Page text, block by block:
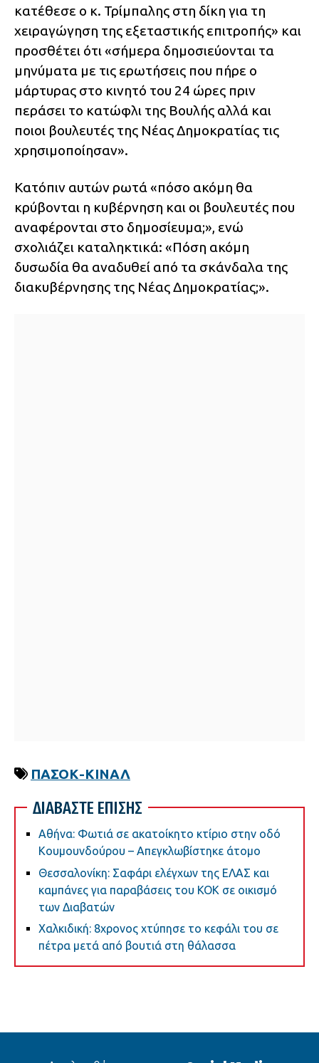
κατέθεσε ο κ. Τρίμπαλης στη δίκη για τη
χειραγώγηση της εξεταστικής επιτροπής» και
προσθέτει ότι «σήμερα δημοσιεύονται τα
μηνύματα με τις ερωτήσεις που πήρε ο
μάρτυρας στο κινητό του 24 ώρες πριν
περάσει το κατώφλι της Βουλής αλλά και
ποιοι βουλευτές της Νέας Δημοκρατίας τις
χρησιμοποίησαν».
Κατόπιν αυτών ρωτά «πόσο ακόμη θα
κρύβονται η κυβέρνηση και οι βουλευτές που
αναφέρονται στο δημοσίευμα;», ενώ
σχολιάζει καταληκτικά: «Πόση ακόμη
δυσωδία θα αναδυθεί από τα σκάνδαλα της
διακυβέρνησης της Νέας Δημοκρατίας;».
ΠΑΣΟΚ-ΚΙΝΑΛ
ΔΙΑΒΑΣΤΕ ΕΠΙΣΗΣ
Αθήνα: Φωτιά σε ακατοίκητο κτίριο στην οδό
Κουμουνδούρου – Απεγκλωβίστηκε άτομο
Θεσσαλονίκη: Σαφάρι ελέγχων της ΕΛΑΣ και
καμπάνες για παραβάσεις του ΚΟΚ σε οικισμό
των Διαβατών
Χαλκιδική: 8χρονος χτύπησε το κεφάλι του σε
πέτρα μετά από βουτιά στη θάλασσα